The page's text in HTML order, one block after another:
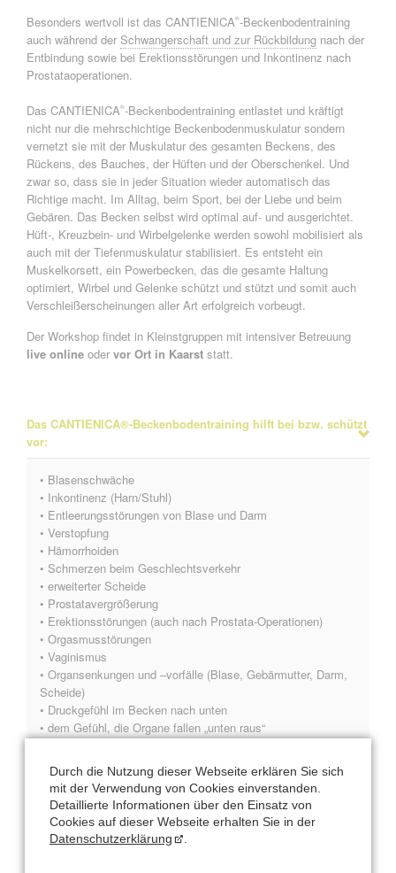
Besonders wertvoll ist das CANTIENICA®-Beckenbodentraining
auch während der Schwangerschaft und zur Rückbildungnach der
Entbindung sowie bei Erektionsstörungen und Inkontinenz nach
Prostataoperationen.
Das CANTIENICA®-Beckenbodentraining entlastet und kräftigt
nicht nur die mehrschichtige Beckenbodenmuskulatur sondern
vernetzt sie mit der Muskulatur des gesamten Beckens, des
Rückens, des Bauches, der Hüften und der Oberschenkel. Und
zwar so, dass sie in jeder Situation wieder automatisch das
Richtige macht. Im Alltag, beim Sport, bei der Liebe und beim
Gebären. Das Becken selbst wird optimal auf- und ausgerichtet.
Hüft-, Kreuzbein- und Wirbelgelenke werden sowohl mobilisiert als
auch mit der Tiefenmuskulatur stabilisiert. Es entsteht ein
Muskelkorsett, ein Powerbecken, das die gesamte Haltung
optimiert, Wirbel und Gelenke schützt und stützt und somit auch
Verschleißerscheinungen aller Art erfolgreich vorbeugt.
Der Workshop findet in Kleinstgruppen mit intensiver Betreuung
live onlineoder vor Ort in Kaarststatt.
Das CANTIENICA®-Beckenbodentraining hilft bei bzw. schützt
vor:
• Blasenschwäche
• Inkontinenz (Harn/Stuhl)
• Entleerungsstörungen von Blase und Darm
• Verstopfung
• Hämorrhoiden
• Schmerzen beim Geschlechtsverkehr
• erweiterter Scheide
• Prostatavergrößerung
• Erektionsstörungen (auch nach Prostata-Operationen)
• Orgasmusstörungen
• Vaginismus
• Organsenkungen und –vorfälle (Blase, Gebärmutter, Darm,
Scheide)
• Druckgefühl im Becken nach unten
• dem Gefühl, die Organe fallen „unten raus“
• Leisten-, Bauchwandbrüche (Hernien)
• Kreuz- und Rückenschmerzen
• Hüftgelenksarthrose
• zur Vorbereitung einer Unterleibsoperation
• zur Stabilisierung des Ergebnisses nach einer
Durch die Nutzung dieser Webseite erklären Sie sich
mit der Verwendung von Cookies einverstanden.
Detaillierte Informationen über den Einsatz von
Cookies auf dieser Webseite erhalten Sie in der
Datenschutzerklärung